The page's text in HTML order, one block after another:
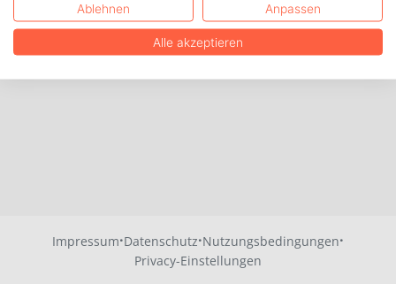
Impressum·Datenschutz·Nutzungsbedingungen·
Privacy-Einstellungen
Ablehnen Anpassen
Alle akzeptieren